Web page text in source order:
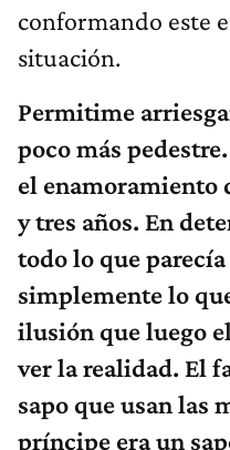
conformando este
situación.
Permitime
poco más
el enamoramiento
y tres años. En
todo lo que
simplemente lo
ilusión que luego
ver la realidad. El
sapo que usan las
príncipe era un